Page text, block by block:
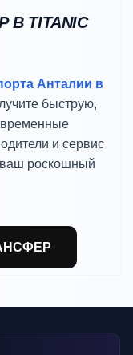
TITANIC
Анталии в
быструю,
и сервис
ваш роскошный